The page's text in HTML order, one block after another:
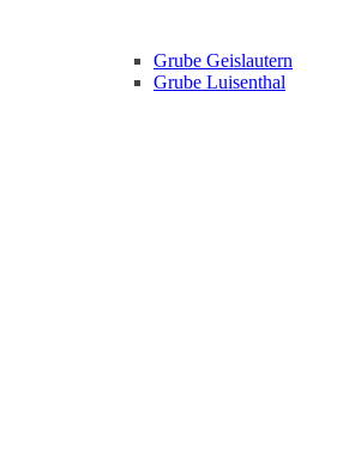
Grube Geislautern
Grube Luisenthal